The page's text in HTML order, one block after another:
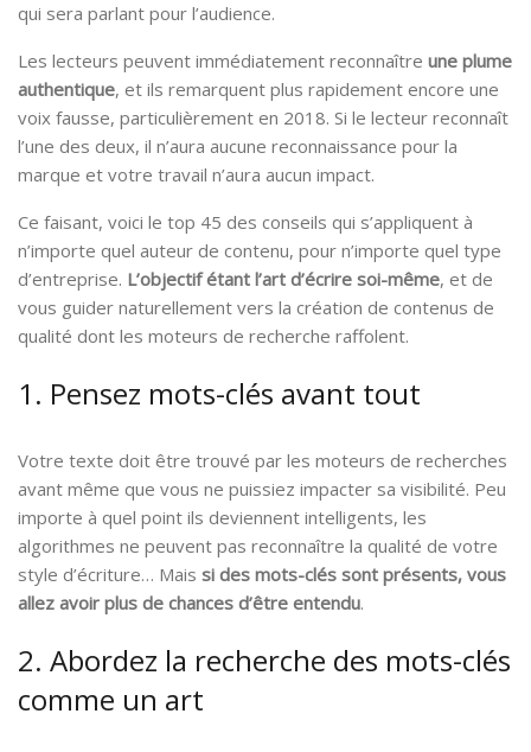
qui sera parlant pour l’audience.
Les lecteurs peuvent immédiatement reconnaître une plume
authentique, et ils remarquent plus rapidement encore une
voix fausse, particulièrement en 2018. Si le lecteur reconnaît
l’une des deux, il n’aura aucune reconnaissance pour la
marque et votre travail n’aura aucun impact.
Ce faisant, voici le top 45 des conseils qui s’appliquent à
n’importe quel auteur de contenu, pour n’importe quel type
d’entreprise. L’objectif étant l’art d’écrire soi-même, et de
vous guider naturellement vers la création de contenus de
qualité dont les moteurs de recherche raffolent.
1. Pensez mots-clés avant tout
Votre texte doit être trouvé par les moteurs de recherches
avant même que vous ne puissiez impacter sa visibilité. Peu
importe à quel point ils deviennent intelligents, les
algorithmes ne peuvent pas reconnaître la qualité de votre
style d’écriture… Mais si des mots-clés sont présents, vous
allez avoir plus de chances d’être entendu.
2. Abordez la recherche des mots-clés
comme un art